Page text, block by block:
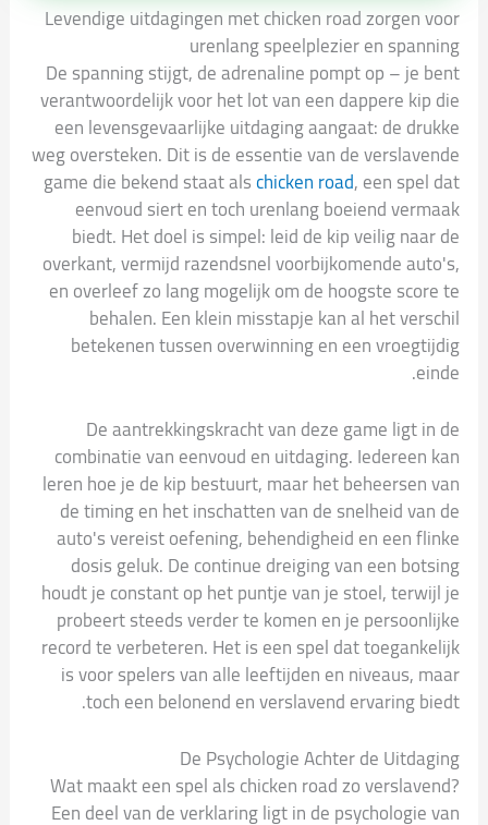
Levendige uitdagingen met chicken road zorgen voor
urenlang speelplezier en spanning
De spanning stijgt, de adrenaline pompt op – je bent
verantwoordelijk voor het lot van een dappere kip die
een levensgevaarlijke uitdaging aangaat: de drukke
weg oversteken. Dit is de essentie van de verslavende
game die bekend staat alschicken road, een spel dat
eenvoud siert en toch urenlang boeiend vermaak
biedt. Het doel is simpel: leid de kip veilig naar de
overkant, vermijd razendsnel voorbijkomende auto's,
en overleef zo lang mogelijk om de hoogste score te
behalen. Een klein misstapje kan al het verschil
betekenen tussen overwinning en een vroegtijdig
einde.
De aantrekkingskracht van deze game ligt in de
combinatie van eenvoud en uitdaging. Iedereen kan
leren hoe je de kip bestuurt, maar het beheersen van
de timing en het inschatten van de snelheid van de
auto's vereist oefening, behendigheid en een flinke
dosis geluk. De continue dreiging van een botsing
houdt je constant op het puntje van je stoel, terwijl je
probeert steeds verder te komen en je persoonlijke
record te verbeteren. Het is een spel dat toegankelijk
is voor spelers van alle leeftijden en niveaus, maar
toch een belonend en verslavend ervaring biedt.
De Psychologie Achter de Uitdaging
Wat maakt een spel als chicken road zo verslavend?
Een deel van de verklaring ligt in de psychologie van